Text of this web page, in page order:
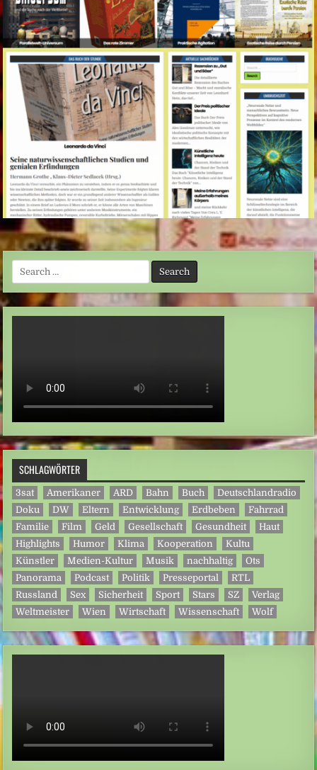
Search
for:
SCHLAGWÖRTER
3sat Amerikaner ARD Bahn Buch
Deutschlandradio
Doku
DW Eltern Entwicklung Erdbeben
Fahrrad
Familie
Film Geld Gesellschaft Gesundheit
Haut
Highlights
Humor Klima Kooperation
Kultu
Künstler
Medien-Kultur Musik nachhaltig
Ots
Panorama
Podcast Politik Presseportal
RTL
Russland
Sex Sicherheit Sport Stars SZ
Verlag
Weltmeister
Wien Wirtschaft Wissenschaft Wolf